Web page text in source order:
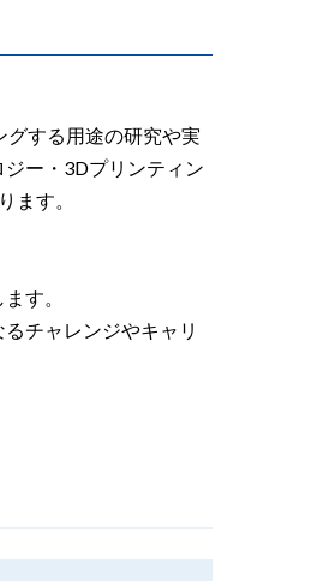
する用途の研究や実
ー・3Dプリンティン
ます。
す。
チャレンジやキャリ